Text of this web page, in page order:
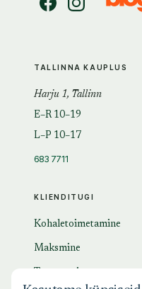
KLIENDITUGI
Kohaletoimetamine
Maksmine
TALLINNA KAUPLUS
Harju 1, Tallinn
E–R 10–19
L–P 10–17
683 7711